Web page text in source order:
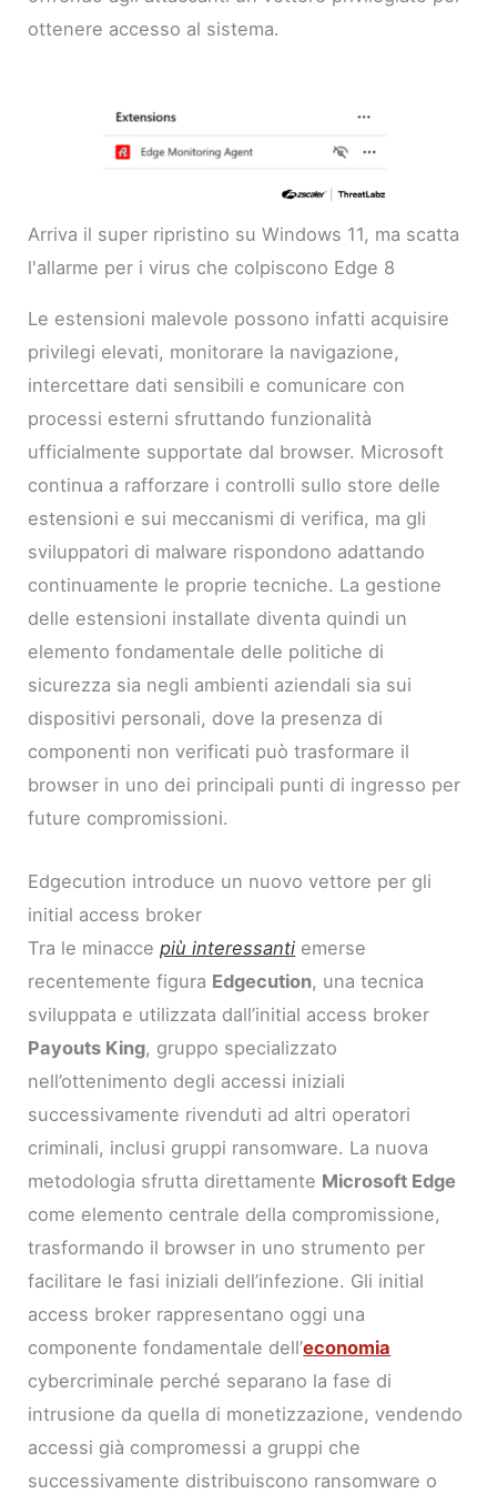
ottenere accesso al sistema.
Arriva il super ripristino su Windows 11, ma scatta
l'allarme per i virus che colpiscono Edge 8
Le estensioni malevole possono infatti acquisire
privilegi elevati, monitorare la navigazione,
intercettare dati sensibili e comunicare con
processi esterni sfruttando funzionalità
ufficialmente supportate dal browser. Microsoft
continua a rafforzare i controlli sullo store delle
estensioni e sui meccanismi di verifica, ma gli
sviluppatori di malware rispondono adattando
continuamente le proprie tecniche. La gestione
delle estensioni installate diventa quindi un
elemento fondamentale delle politiche di
sicurezza sia negli ambienti aziendali sia sui
dispositivi personali, dove la presenza di
componenti non verificati può trasformare il
browser in uno dei principali punti di ingresso per
future compromissioni.
Edgecution introduce un nuovo vettore per gli
initial access broker
Tra le minaccepiù interessanti emerse
recentemente figura Edgecution, una tecnica
sviluppata e utilizzata dall’initial access broker
Payouts King, gruppo specializzato
nell’ottenimento degli accessi iniziali
successivamente rivenduti ad altri operatori
criminali, inclusi gruppi ransomware. La nuova
metodologia sfrutta direttamente Microsoft Edge
come elemento centrale della compromissione,
trasformando il browser in uno strumento per
facilitare le fasi iniziali dell’infezione. Gli initial
access broker rappresentano oggi una
componente fondamentale dell’economia
cybercriminale perché separano la fase di
intrusione da quella di monetizzazione, vendendo
accessi già compromessi a gruppi che
successivamente distribuiscono ransomware o